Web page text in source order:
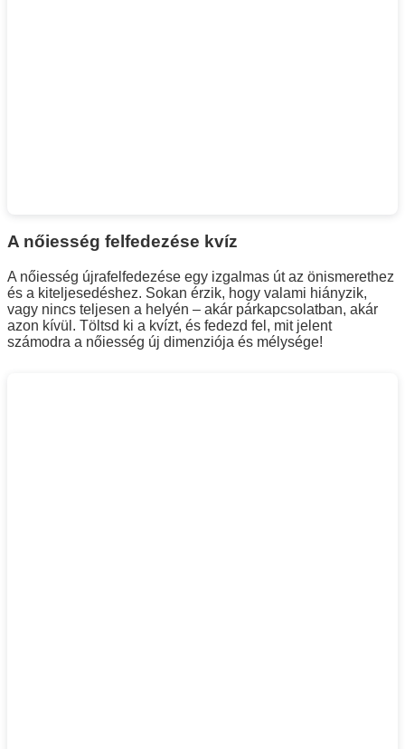
A nőiesség felfedezése kvíz
A nőiesség újrafelfedezése egy izgalmas út az önismerethez
és a kiteljesedéshez. Sokan érzik, hogy valami hiányzik,
vagy nincs teljesen a helyén – akár párkapcsolatban, akár
azon kívül. Töltsd ki a kvízt, és fedezd fel, mit jelent
számodra a nőiesség új dimenziója és mélysége!